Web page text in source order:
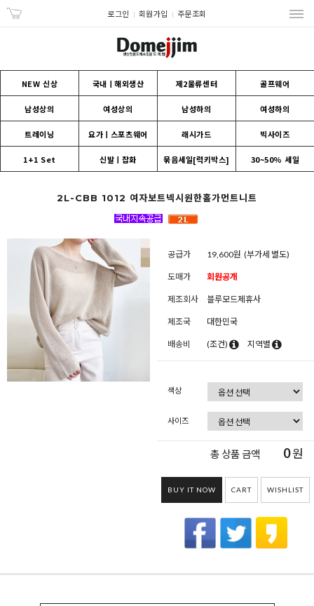
로그인 회원가입 주문조회
NEW 신상 국내ㅣ해외생산 제2물류센터 골프웨어
남성상의 여성상의 남성하의 여성하의
트레이닝 요가ㅣ스포츠웨어 래시가드 빅사이즈
1+1 Set 신발ㅣ잡화 묶음세일[럭키박스] 30~50% 세일
2L-CBB 1012 여자보트넥시원한홀가먼트니트
공급가 19,600원 (부가세 별도)
도매가 회원공개
제조회사 블루모드제휴사
제조국 대한민국
배송비 (조건) 지역별
색상
사이즈
총 상품 금액 0원
BUY IT NOW CART WISHLIST